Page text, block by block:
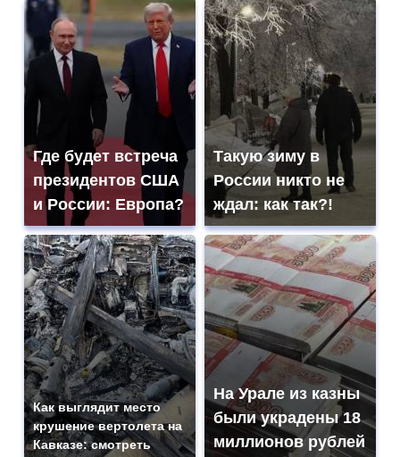
Где будет встреча
президентов США
и России: Европа?
Такую зиму в
России никто не
ждал: как так?!
Как выглядит место
крушение вертолета на
Кавказе: смотреть
На Урале из казны
были украдены 18
миллионов рублей